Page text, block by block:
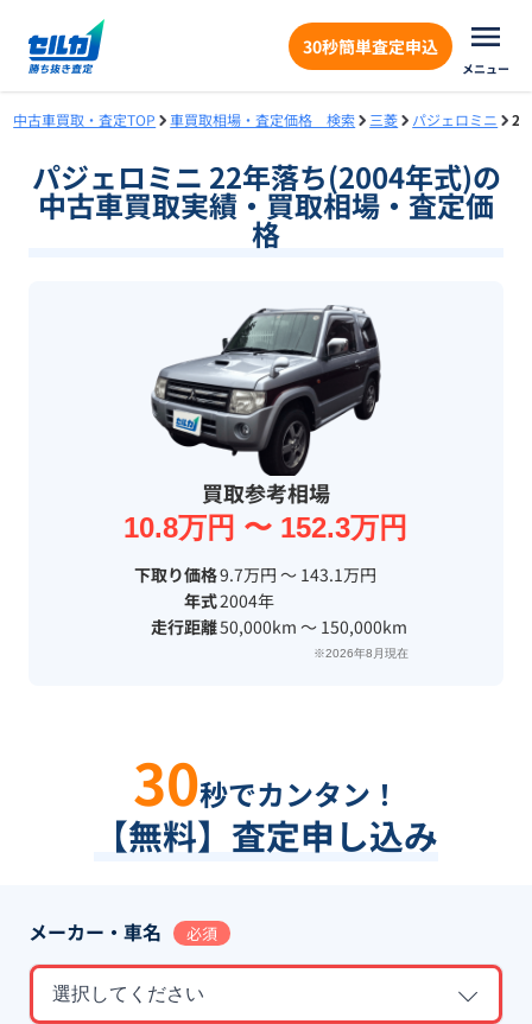
30秒簡単査定申込
メニュー
中古車買取・査定TOP 車買取相場・査定価格 検索 三菱 パジェロミニ 22
パジェロミニ 22年落ち(2004年式)の
中古車買取実績・買取相場・査定価
格
買取参考相場
10.8万円 〜 152.3万円
下取り価格9.7万円 〜 143.1万円
年式2004年
走行距離50,000km 〜 150,000km
※2026年8月現在
30秒でカンタン！
【無料】査定申し込み
メーカー・車名 必須
選択してください